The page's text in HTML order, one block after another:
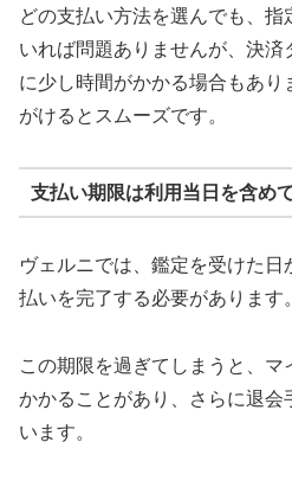
どの支払い方法を選んでも、指
いれば問題ありませんが、決
に少し時間がかかる場合もあ
がけるとスムーズです。
支払い期限は利用当日を含め
ヴェルニでは、鑑定を受けた
払いを完了する必要があります。
この期限を過ぎてしまうと、
かかることがあり、さらに退会
います。